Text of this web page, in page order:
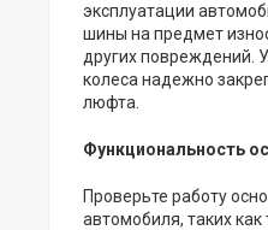
эксплуатации
шины на предмет
других повреждений.
колеса надежно
люфта.
Функциональность
Проверьте работу
автомобиля, таких